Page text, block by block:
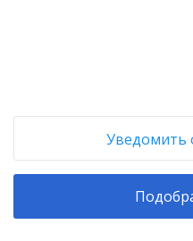
Уведомить